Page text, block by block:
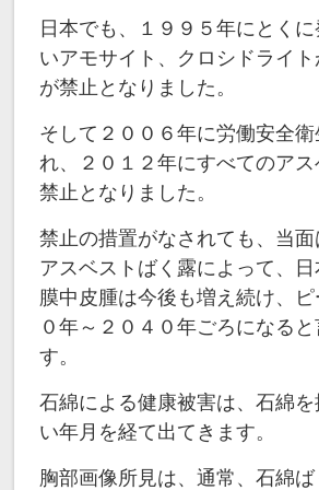
日本でも、１９９５年にとく
いアモサイト、クロシドライ
が禁止となりました。
そして２００６年に労働安全衛
れ、２０１２年にすべてのア
禁止となりました。
禁止の措置がなされても、当
アスベストばく露によって、
膜中皮腫は今後も増え続け、ピ
０年～２０４０年ごろになる
す。
石綿による健康被害は、石綿
い年月を経て出てきます。
胸部画像所見は、通常、石綿